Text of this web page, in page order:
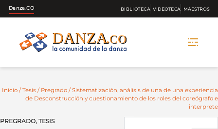
Danza.CO BIBLIOTECA VIDEOTECA MAESTROS
Inicio / Tesis / Pregrado / Sistematización, análisis de una de una experiencia
de Desconstrucción y cuestionamiento de los roles del coreógrafo e
interprete
PREGRADO, TESIS